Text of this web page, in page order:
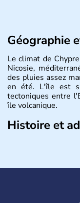
Géographie
Le climat de
Nicosie,
des pluies assez
en été. L'île est
tectoniques entre
île volcanique.
Histoire et
Chypre est une île
Chypriotes
La superficie totale